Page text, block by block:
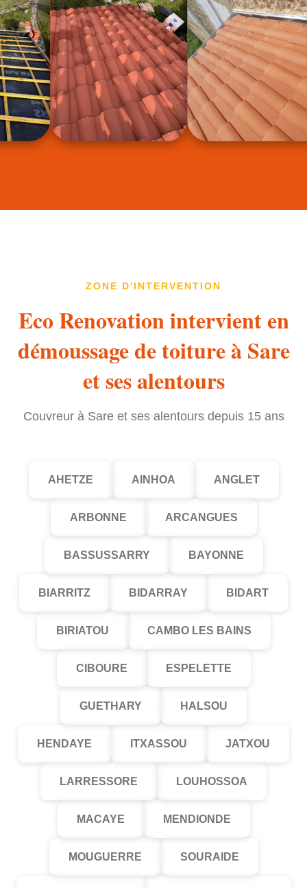
ZONE D'INTERVENTION
Eco Renovation intervient en
démoussage de toiture à Sare
et ses alentours
Couvreur à Sare et ses alentours depuis 15 ans
AHETZE AINHOA ANGLET
ARBONNE ARCANGUES
BASSUSSARRY BAYONNE
BIARRITZ BIDARRAY BIDART
BIRIATOU CAMBO LES BAINS
CIBOURE ESPELETTE
GUETHARY HALSOU
HENDAYE ITXASSOU JATXOU
LARRESSORE LOUHOSSOA
MACAYE MENDIONDE
MOUGUERRE SOURAIDE